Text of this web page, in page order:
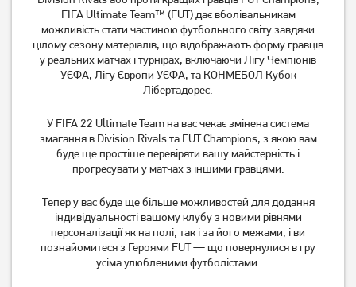
FIFA Ultimate Team™ (FUT) дає вболівальникам
можливість стати частиною футбольного світу завдяки
цілому сезону матеріалів, що відображають форму гравців
у реальних матчах і турнірах, включаючи Лігу Чемпіонів
УЄФА, Лігу Європи УЄФА, та КОНМЕБОЛ Кубок
Лібертадорес.
У FIFA 22 Ultimate Team на вас чекає змінена система
змагання в Division Rivals та FUT Champions, з якою вам
буде ще простіше перевіряти вашу майстерність і
прогресувати у матчах з іншими гравцями.
Тепер у вас буде ще більше можливостей для додання
індивідуальності вашому клубу з новими рівнями
персоналізації як на полі, так і за його межами, і ви
познайомитеся з Героями FUT — що повернулися в гру
усіма улюбленими футболістами.